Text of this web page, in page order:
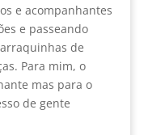
e acompanhantes
e passeando
de
Para mim, o
mas para o
de gente